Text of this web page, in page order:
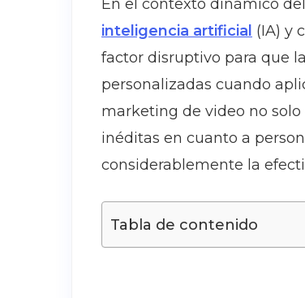
En el contexto dinámico
inteligencia artificial (IA) y
factor disruptivo para que
personalizadas cuando
marketing de video no
inéditas en cuanto a
considerablemente la
Tabla de contenido